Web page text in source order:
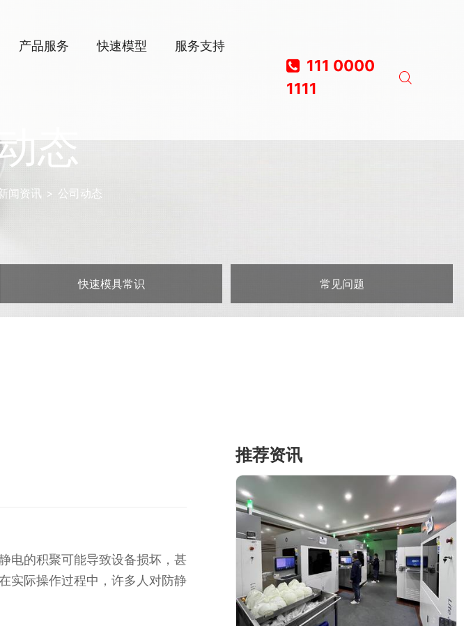
产品服务 快速模型 服务支持
111 0000
1111
态
闻资讯 > 公司动态
快速模具常识 常见问题
电的积聚可能导致设备损坏，甚
实际操作过程中，许多人对防静
推荐资讯